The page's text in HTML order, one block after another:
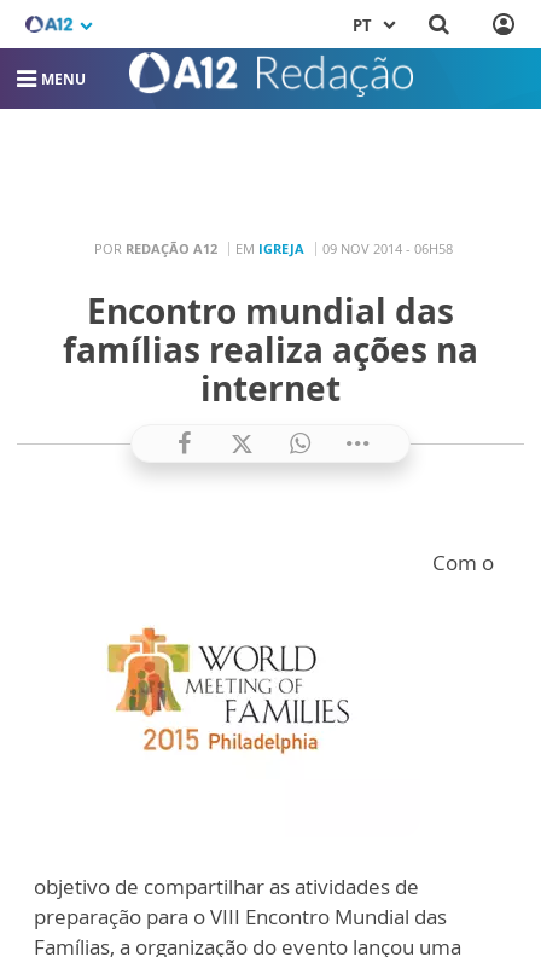
PT
MENU
POR REDAÇÃO A12 EM IGREJA 09 NOV 2014 - 06H58
Encontro mundial das
famílias realiza ações na
internet
Com o
objetivo de compartilhar as atividades de
preparação para o VIII Encontro Mundial das
Famílias, a organização do evento lançou uma